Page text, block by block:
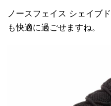
ノースフェイス シェイブ
も快適に過ごせますね。